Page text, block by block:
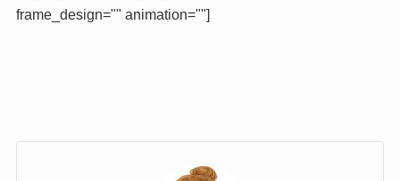
frame_design="" animation=""]